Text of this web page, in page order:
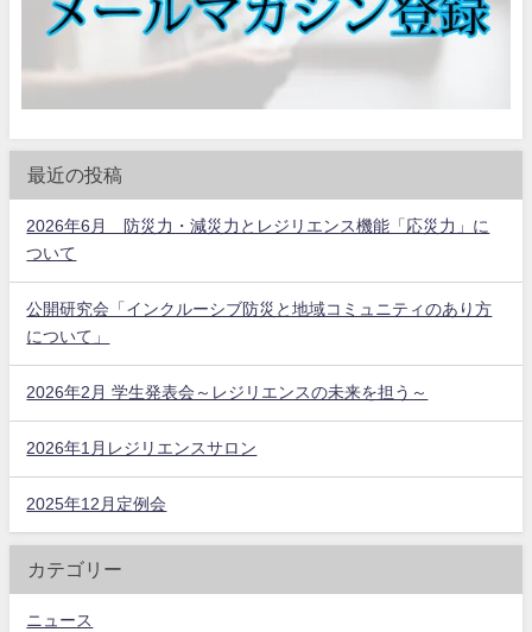
最近の投稿
2026年6月 防災力・減災力とレジリエンス機能「応災力」に
ついて
公開研究会「インクルーシブ防災と地域コミュニティのあり方
について」
2026年2月 学生発表会～レジリエンスの未来を担う～
2026年1月レジリエンスサロン
2025年12月定例会
カテゴリー
ニュース